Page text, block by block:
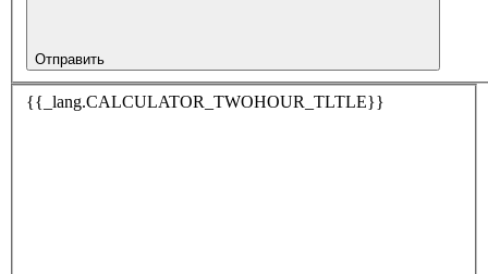
Отправить
{{_lang.CALCULATOR_TWOHOUR_TLTLE}}